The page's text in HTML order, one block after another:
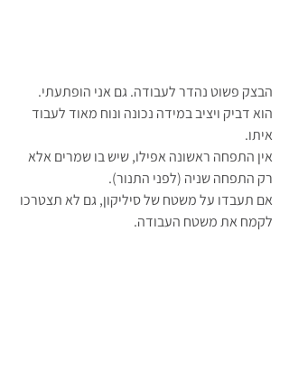
הבצק פשוט נהדר לעבודה. גם אני הופתעתי.
הוא דביק ויציב במידה נכונה ונוח מאוד לעבוד
איתו.
אין התפחה ראשונה אפילו, שיש בו שמרים אלא
רק התפחה שניה (לפני התנור).
אם תעבדו על משטח של סיליקון, גם לא תצטרכו
לקמח את משטח העבודה.